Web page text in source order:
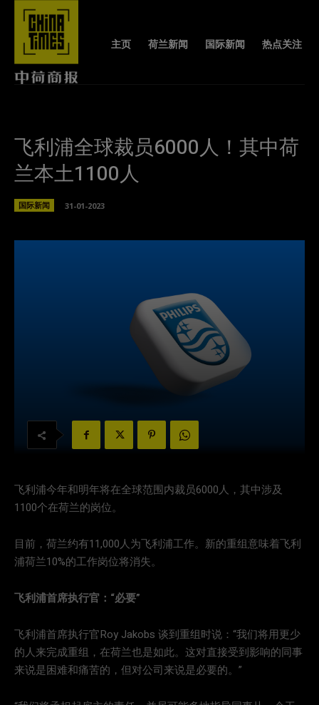
主页 荷兰新闻 国际新闻 热点关注
飞利浦全球裁员6000人！其中荷
兰本土1100人
国际新闻 31-01-2023
飞利浦今年和明年将在全球范围内裁员6000人，其中涉及
1100个在荷兰的岗位。
目前，荷兰约有11,000人为飞利浦工作。新的重组意味着飞利
浦荷兰10%的工作岗位将消失。
飞利浦首席执行官：“必要”
飞利浦首席执行官Roy Jakobs 谈到重组时说：“我们将用更少
的人来完成重组，在荷兰也是如此。这对直接受到影响的同事
来说是困难和痛苦的，但对公司来说是必要的。”